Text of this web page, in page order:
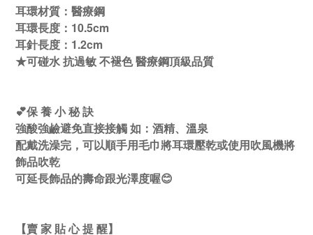
耳環材質：醫療鋼
耳環長度：10.5cm
耳針長度：1.2cm
★可碰水 抗過敏 不褪色 醫療鋼頂級品質
💕保 養 小 秘 訣
強酸強鹼避免直接接觸 如：酒精、溫泉
配戴洗澡完，可以順手用毛巾將耳環壓乾或使用吹風機將
飾品吹乾
可延長飾品的壽命跟光澤度喔😊
【賣 家 貼 心 提 醒】